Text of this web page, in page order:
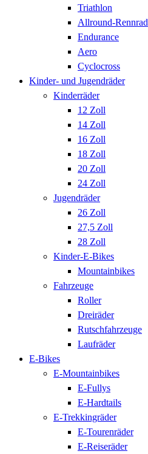
Triathlon
Allround-Rennrad
Endurance
Aero
Cyclocross
Kinder- und Jugendräder
Kinderräder
12 Zoll
14 Zoll
16 Zoll
18 Zoll
20 Zoll
24 Zoll
Jugendräder
26 Zoll
27,5 Zoll
28 Zoll
Kinder-E-Bikes
Mountainbikes
Fahrzeuge
Roller
Dreiräder
Rutschfahrzeuge
Laufräder
E-Bikes
E-Mountainbikes
E-Fullys
E-Hardtails
E-Trekkingräder
E-Tourenräder
E-Reiseräder